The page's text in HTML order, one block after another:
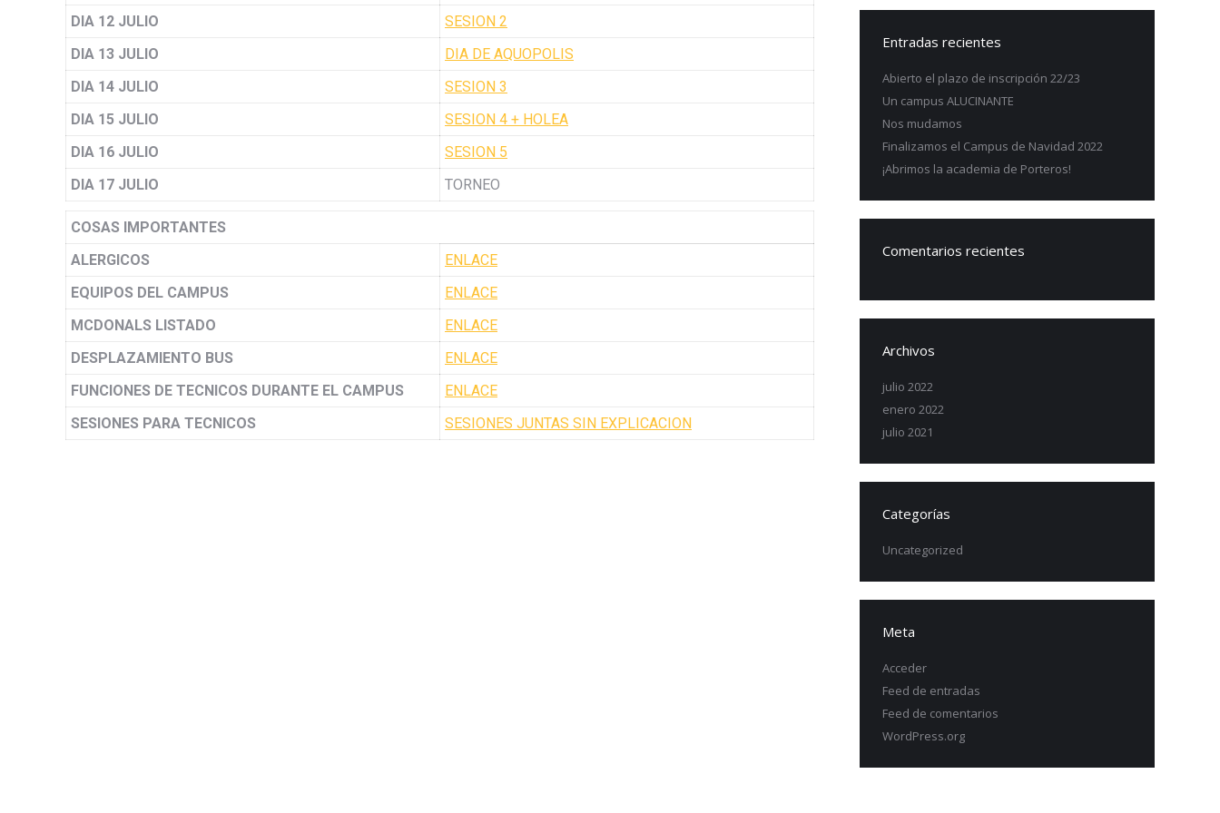
DIA 12 JULIO
SESION 2
DIA 13 JULIO
DIA DE AQUOPOLIS
DIA 14 JULIO
SESION 3
DIA 15 JULIO
SESION 4 + HOLEA
DIA 16 JULIO
SESION 5
DIA 17 JULIO
TORNEO
COSAS IMPORTANTES
ALERGICOS
ENLACE
EQUIPOS DEL CAMPUS
ENLACE
MCDONALS LISTADO
ENLACE
DESPLAZAMIENTO BUS
ENLACE
FUNCIONES DE TECNICOS DURANTE EL CAMPUS
ENLACE
SESIONES PARA TECNICOS
SESIONES JUNTAS SIN EXPLICACION
Entradas recientes
Abierto el plazo de inscripción 22/23
Un campus ALUCINANTE
Nos mudamos
Finalizamos el Campus de Navidad 2022
¡Abrimos la academia de Porteros!
Comentarios recientes
Archivos
julio 2022
enero 2022
julio 2021
Categorías
Uncategorized
Meta
Acceder
Feed de entradas
Feed de comentarios
WordPress.org